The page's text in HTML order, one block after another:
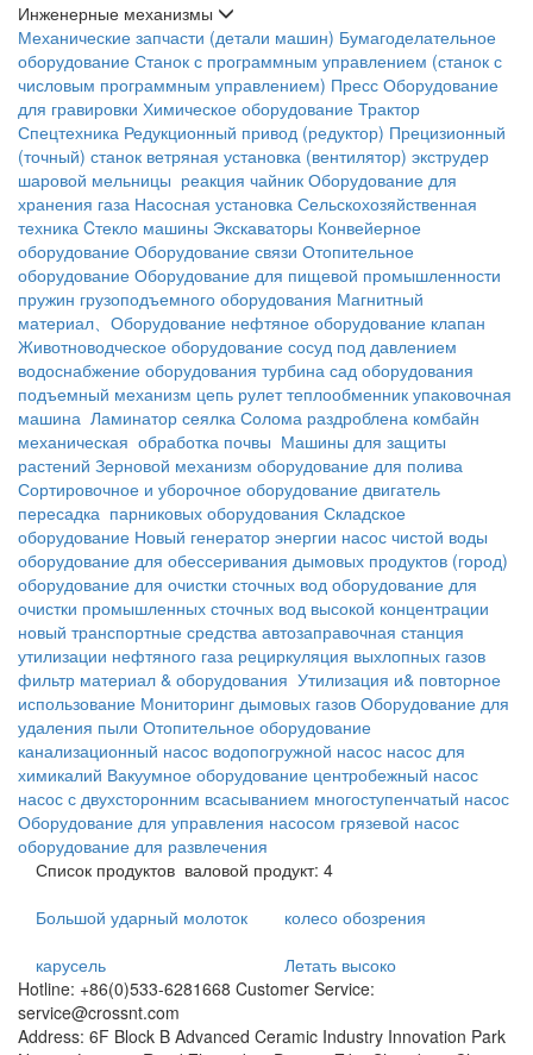
Инженерные механизмы
Механические запчасти (детали машин) Бумагоделательное
оборудование Станок с программным управлением (станок с
числовым программным управлением) Пресс Оборудование
для гравировки Химическое оборудование Трактор
Спецтехника Редукционный привод (редуктор) Прецизионный
(точный) станок ветряная установка (вентилятор) экструдер
шаровой мельницы реакция чайник Оборудование для
хранения газа Насосная установка Сельскохозяйственная
техника Cтекло машины Экскаваторы Конвейерное
оборудование Оборудование связи Отопительное
оборудование Оборудование для пищевой промышленности
пружин грузоподъемного оборудования Магнитный
материал、Оборудование нефтяное оборудование клапан
Животноводческое оборудование сосуд под давлением
водоснабжение оборудования турбина сад оборудования
подъемный механизм цепь рулет теплообменник упаковочная
машина Ламинатор сеялка Солома раздроблена комбайн
механическая обработка почвы Машины для защиты
растений Зерновой механизм оборудование для полива
Сортировочное и уборочное оборудование двигатель
пересадка парниковых оборудования Складское
оборудование Новый генератор энергии насос чистой воды
оборудование для обессеривания дымовых продуктов (город)
оборудование для очистки сточных вод оборудование для
очистки промышленных сточных вод высокой концентрации
новый транспортные средства автозаправочная станция
утилизации нефтяного газа рециркуляция выхлопных газов
фильтр материал & оборудования Утилизация и& повторное
использование Мониторинг дымовых газов Оборудование для
удаления пыли Отопительное оборудование
канализационный насос водопогружной насос насос для
химикалий Вакуумное оборудование центробежный насос
насос с двухсторонним всасыванием многоступенчатый насос
Оборудование для управления насосом грязевой насос
оборудование для развлечения
Список продуктов валовой продукт: 4
Большой ударный молоток
колесо обозрения
карусель
Летать высоко
Hotline: +86(0)533-6281668 Customer Service:
service@crossnt.com
Address: 6F Block B Advanced Ceramic Industry Innovation Park